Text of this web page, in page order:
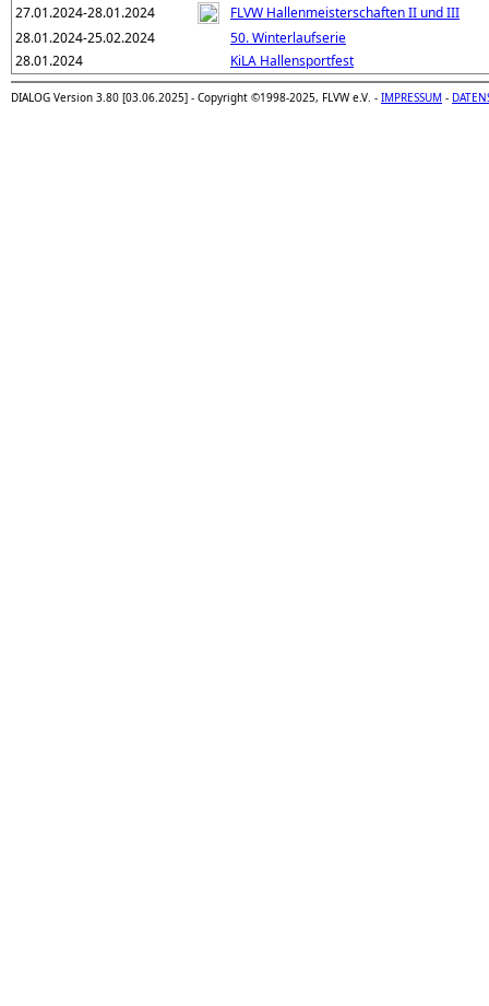
27.01.2024-28.01.2024
FLVW Hallenmeisterschaften II und III
28.01.2024-25.02.2024
50. Winterlaufserie
28.01.2024
KiLA Hallensportfest
DIALOG Version 3.80 [03.06.2025] - Copyright ©1998-2025, FLVW e.V. - IMPRESSUM -